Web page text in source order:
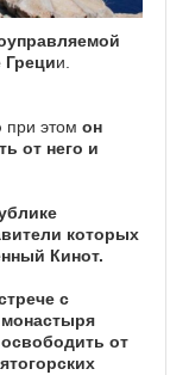
Греции.
при этом он
от него и
которых
Кинот.
с
монастыря
от